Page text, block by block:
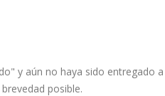
y aún no haya sido entregado
posible.